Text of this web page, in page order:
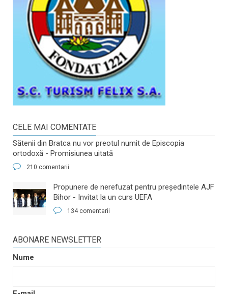
CELE MAI COMENTATE
Sătenii din Bratca nu vor preotul numit de Episcopia
ortodoxă - Promisiunea uitată
210 comentarii
​Propunere de nerefuzat pentru preşedintele AJF
Bihor - Invitat la un curs UEFA
134 comentarii
ABONARE NEWSLETTER
Nume